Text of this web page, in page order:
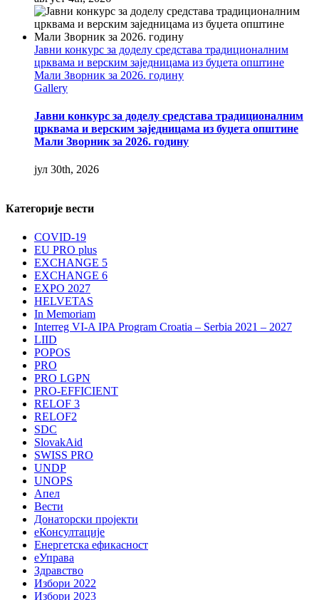
Јавни конкурс за доделу средстава традиционалним
црквама и верским заједницама из буџета општине
Мали Зворник за 2026. годину
Gallery
Јавни конкурс за доделу средстава традиционалним
црквама и верским заједницама из буџета општине
Мали Зворник за 2026. годину
јул 30th, 2026
Категорије вести
COVID-19
EU PRO plus
EXCHANGE 5
EXCHANGE 6
EXPO 2027
HELVETAS
In Memoriam
Interreg VI-A IPA Program Croatia – Serbia 2021 – 2027
LIID
POPOS
PRO
PRO LGPN
PRO-EFFICIENT
RELOF 3
RELOF2
SDC
SlovakAid
SWISS PRO
UNDP
UNOPS
Апел
Вести
Донаторски пројекти
еКонсултације
Енергетска ефикасност
еУправа
Здравство
Избори 2022
Избори 2023